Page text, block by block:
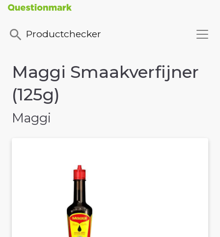
Productchecker
Maggi Smaakverfijner
(125g)
Maggi